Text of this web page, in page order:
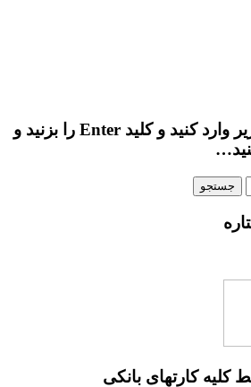
نام پروژه را در کادر زیر وارد کنید و کلید Enter را بزنید و
کلیه کارتهای بانکی